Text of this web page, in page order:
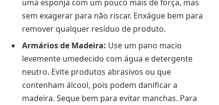
uma esponja com um pouco mais de força, mas
sem exagerar para não riscar. Enxágue bem para
remover qualquer resíduo de produto.
Armários de Madeira: Use um pano macio
levemente umedecido com água e detergente
neutro. Evite produtos abrasivos ou que
contenham álcool, pois podem danificar a
madeira. Seque bem para evitar manchas. Para